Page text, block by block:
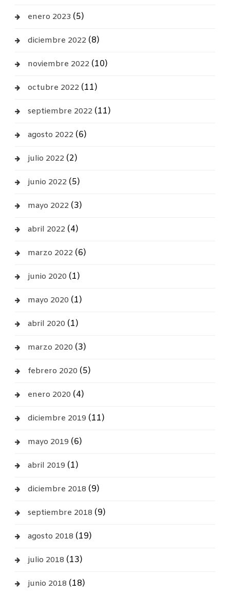
enero 2023 (5)
diciembre 2022 (8)
noviembre 2022 (10)
octubre 2022 (11)
septiembre 2022 (11)
agosto 2022 (6)
julio 2022 (2)
junio 2022 (5)
mayo 2022 (3)
abril 2022 (4)
marzo 2022 (6)
junio 2020 (1)
mayo 2020 (1)
abril 2020 (1)
marzo 2020 (3)
febrero 2020 (5)
enero 2020 (4)
diciembre 2019 (11)
mayo 2019 (6)
abril 2019 (1)
diciembre 2018 (9)
septiembre 2018 (9)
agosto 2018 (19)
julio 2018 (13)
junio 2018 (18)